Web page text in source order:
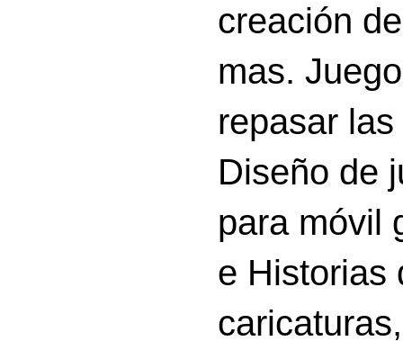
creación
mas.
repasar
Diseño de
para móvil
e Historias